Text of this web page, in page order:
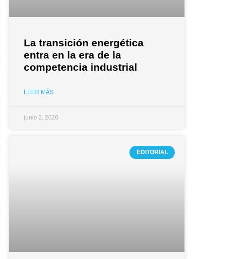
La transición energética
entra en la era de la
competencia industrial
LEER MÁS
junio 2, 2026
EDITORIAL